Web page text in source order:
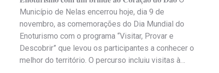
Município de Nelas encerrou hoje, dia 9 de
novembro, as comemorações do Dia Mundial do
Enoturismo com o programa “Visitar, Provar e
Descobrir” que levou os participantes a conhecer o
melhor do território. O percurso incluiu visitas à…